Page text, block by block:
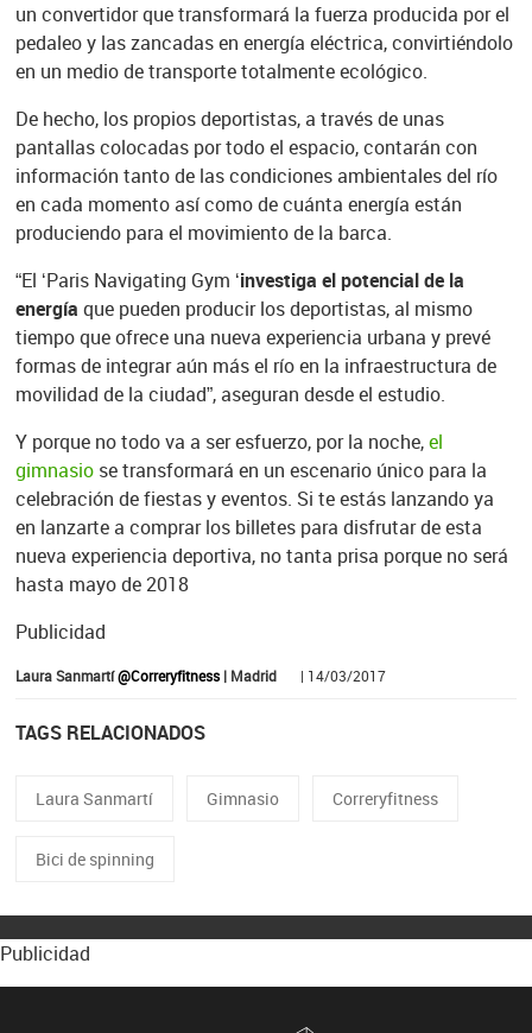
un convertidor que transformará la fuerza producida por el
pedaleo y las zancadas en energía eléctrica, convirtiéndolo
en un medio de transporte totalmente ecológico.
De hecho, los propios deportistas, a través de unas
pantallas colocadas por todo el espacio, contarán con
información tanto de las condiciones ambientales del río
en cada momento así como de cuánta energía están
produciendo para el movimiento de la barca.
“El ‘Paris Navigating Gym ‘investiga el potencial de la
energía que pueden producir los deportistas, al mismo
tiempo que ofrece una nueva experiencia urbana y prevé
formas de integrar aún más el río en la infraestructura de
movilidad de la ciudad”, aseguran desde el estudio.
Y porque no todo va a ser esfuerzo, por la noche,el
gimnasiose transformará en un escenario único para la
celebración de fiestas y eventos. Si te estás lanzando ya
en lanzarte a comprar los billetes para disfrutar de esta
nueva experiencia deportiva, no tanta prisa porque no será
hasta mayo de 2018
Publicidad
Laura Sanmartí@Correryfitness| Madrid | 14/03/2017
TAGS RELACIONADOS
Laura Sanmartí Gimnasio Correryfitness
Bici de spinning
Publicidad